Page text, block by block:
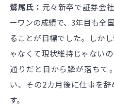
鷲尾氏： 元々新卒で証券会
ーワンの成績で、3年目も全
ることが目標でした。しか
ゃなくて現状維持じゃない
通りだと目から鱗が落ちて
い、その2カ月後に仕事を
す。